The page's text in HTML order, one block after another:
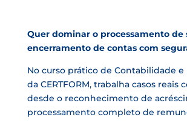
Quer dominar o processamento de
encerramento de contas com
No curso prático de Contabilidade e
da CERTFORM, trabalha casos reais
desde o reconhecimento de
processamento completo de